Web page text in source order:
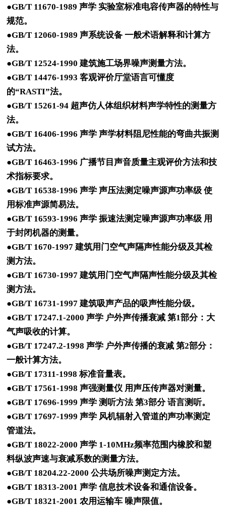
●GB/T 11670-1989 声学 实验室标准电容传声器的特性与
规范。
●GB/T 12060-1989 声系统设备 一般术语解释和计算方
法。
●GB/T 12524-1990 建筑施工场界噪声测量方法。
●GB/T 14476-1993 客观评价厅堂语言可懂度
的“RASTI”法。
●GB/T 15261-94 超声仿人体组织材料声学特性的测量方
法。
●GB/T 16406-1996 声学 声学材料阻尼性能的弯曲共振测
试方法。
●GB/T 16463-1996 广播节目声音质量主观评价方法和技
术指标要求。
●GB/T 16538-1996 声学 声压法测定噪声源声功率级 使
用标准声源简易法。
●GB/T 16593-1996 声学 振速法测定噪声源声功率级 用
于封闭机器的测量。
●GB/T 1670-1997 建筑用门空气声隔声性能分级及其检
测方法。
●GB/T 16730-1997 建筑用门空气声隔声性能分级及其检
测方法。
●GB/T 16731-1997 建筑吸声产品的吸声性能分级。
●GB/T 17247.1-2000 声学 户外声传播衰减 第1部分：大
气声吸收的计算。
●GB/T 17247.2-1998 声学 户外声传播的衰减 第2部分：
一般计算方法。
●GB/T 17311-1998 标准音量表。
●GB/T 17561-1998 声强测量仪 用声压传声器对测量。
●GB/T 17696-1999 声学 测听方法 第3部分 语言测听。
●GB/T 17697-1999 声学 风机辐射入管道的声功率测定
管道法。
●GB/T 18022-2000 声学 1-10MHz频率范围内橡胶和塑
料纵波声速与衰减系数的测量方法。
●GB/T 18204.22-2000 公共场所噪声测定方法。
●GB/T 18313-2001 声学 信息技术设备和通信设备。
●GB/T 18321-2001 农用运输车 噪声限值。